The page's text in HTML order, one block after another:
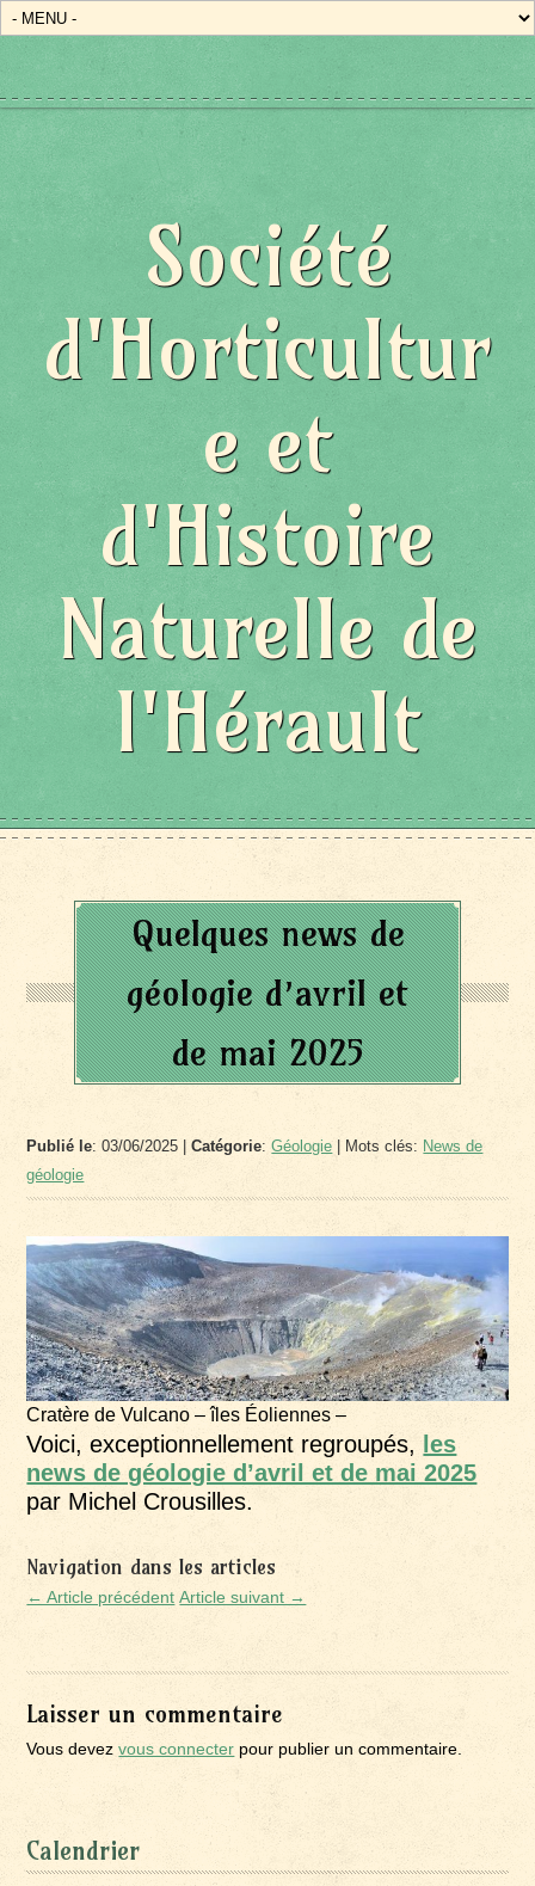
Société
d'Horticultur
e et
d'Histoire
Naturelle de
l'Hérault
Quelques news de
géologie d’avril et
de mai 2025
Publié le: 03/06/2025 |Catégorie:Géologie | Mots clés: News de
géologie
Cratère de Vulcano – îles Éoliennes –
Voici, exceptionnellement regroupés,
les
news de géologie d’avril et de mai 2025
par Michel Crousilles.
Navigation dans les articles
← Article précédent Article suivant →
Laisser un commentaire
Vous devezvous connecter pour publier un commentaire.
Calendrier